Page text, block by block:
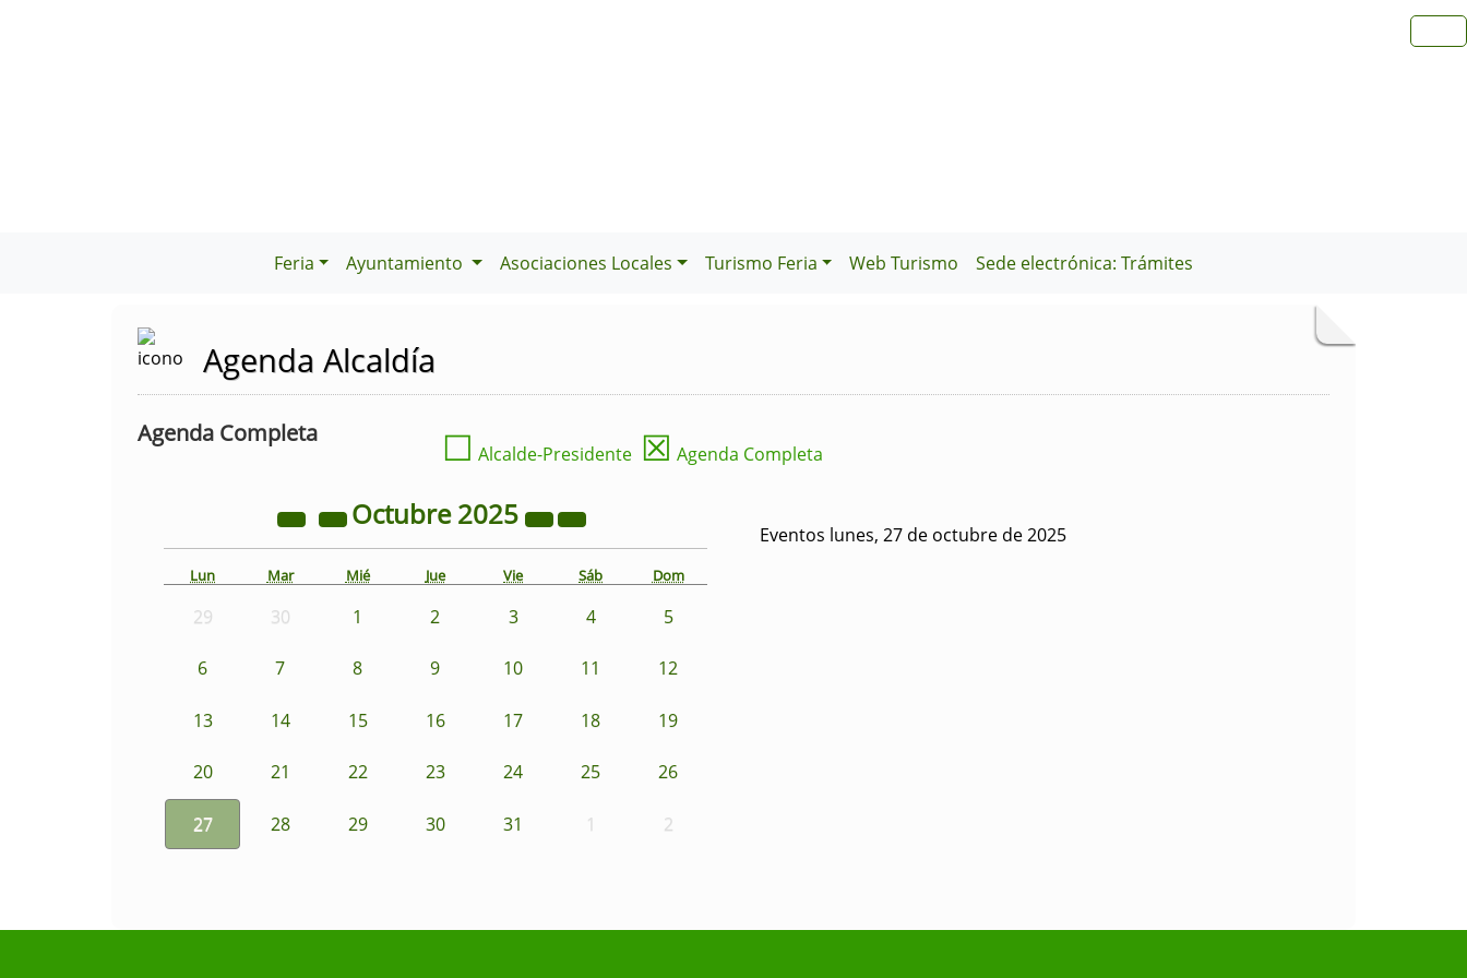
Feria Ayuntamiento Asociaciones Locales Turismo Feria Web Turismo Sede electrónica: Trámites
Agenda Alcaldía
Agenda Completa ☐ Alcalde-Presidente ☒ Agenda Completa
Octubre2025
Lun Mar Mié Jue Vie Sáb Dom
29 30 1 2 3 4 5
6 7 8 9 10 11 12
13 14 15 16 17 18 19
20 21 22 23 24 25 26
27 28 29 30 31 1 2
Eventos lunes, 27 de octubre de 2025